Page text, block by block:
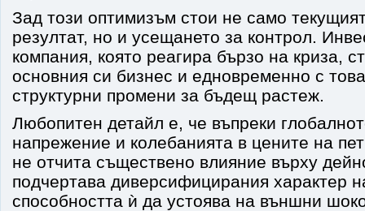
Зад този оптимизъм стои не само
резултат, но и усещането за контрол.
компания, която реагира бързо на криза,
основния си бизнес и едновременно с
структурни промени за бъдещ растеж.
Любопитен детайл е, че въпреки
напрежение и колебанията в цените на
не отчита съществено влияние върху
подчертава диверсифицирания характер
способността ѝ да устоява на външни